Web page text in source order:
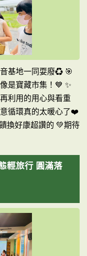
基地一同耍廢♻️ 🎯
是寶藏市集！💙 ✨
利用的用心與看重
循環真的太暖心了❤️
換好康超讚的 💚期待
輕旅行 圓滿落